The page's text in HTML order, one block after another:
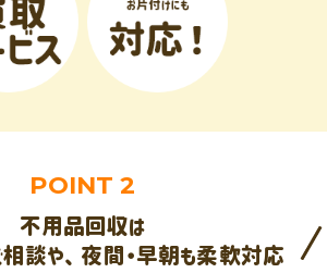
POINT 2
不用品回収は
談や、夜間・早朝も柔軟対応